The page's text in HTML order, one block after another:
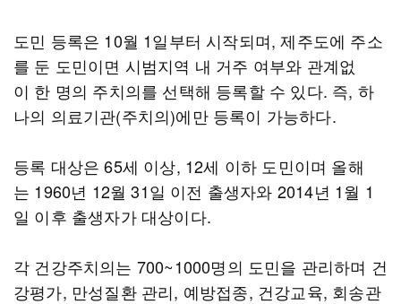
도민 등록은 10월 1일부터 시작되며, 제주도에 주소
를 둔 도민이면 시범지역 내 거주 여부와 관계없
이 한 명의 주치의를 선택해 등록할 수 있다. 즉, 하
나의 의료기관(주치의)에만 등록이 가능하다.
등록 대상은 65세 이상, 12세 이하 도민이며 올해
는 1960년 12월 31일 이전 출생자와 2014년 1월 1
일 이후 출생자가 대상이다.
각 건강주치의는 700~1000명의 도민을 관리하며 건
강평가, 만성질환 관리, 예방접종, 건강교육, 회송관